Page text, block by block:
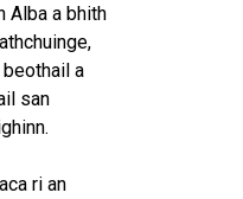
Alba a bhith
beothail a
san
ri an